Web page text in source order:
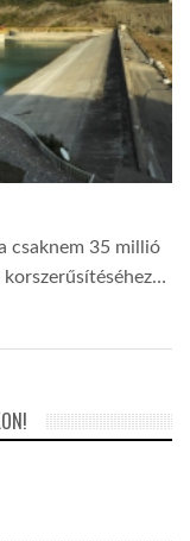
csaknem 35 millió